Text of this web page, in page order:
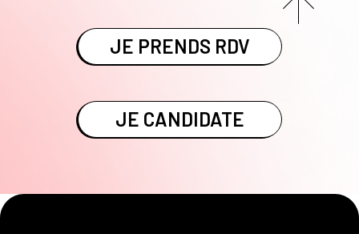
JE PRENDS RDV
JE CANDIDATE